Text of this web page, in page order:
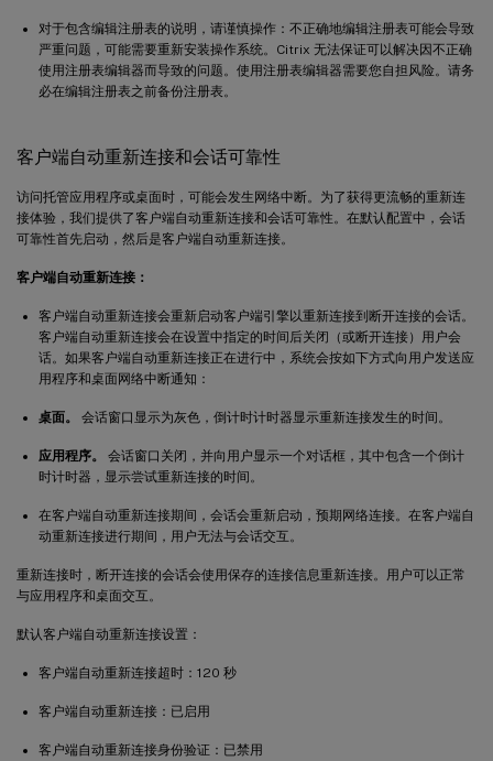
对于包含编辑注册表的说明，请谨慎操作：不正确地编辑注册表可能会导致
严重问题，可能需要重新安装操作系统。Citrix 无法保证可以解决因不正确
使用注册表编辑器而导致的问题。使用注册表编辑器需要您自担风险。请务
必在编辑注册表之前备份注册表。
客户端自动重新连接和会话可靠性
访问托管应用程序或桌面时，可能会发生网络中断。为了获得更流畅的重新连
接体验，我们提供了客户端自动重新连接和会话可靠性。在默认配置中，会话
可靠性首先启动，然后是客户端自动重新连接。
客户端自动重新连接：
客户端自动重新连接会重新启动客户端引擎以重新连接到断开连接的会话。
客户端自动重新连接会在设置中指定的时间后关闭（或断开连接）用户会
话。如果客户端自动重新连接正在进行中，系统会按如下方式向用户发送应
用程序和桌面网络中断通知：
桌面。 会话窗口显示为灰色，倒计时计时器显示重新连接发生的时间。
应用程序。
会话窗口关闭，并向用户显示一个对话框，其中包含一个倒计
时计时器，显示尝试重新连接的时间。
在客户端自动重新连接期间，会话会重新启动，预期网络连接。在客户端自
动重新连接进行期间，用户无法与会话交互。
重新连接时，断开连接的会话会使用保存的连接信息重新连接。用户可以正常
与应用程序和桌面交互。
默认客户端自动重新连接设置：
客户端自动重新连接超时：120 秒
客户端自动重新连接：已启用
客户端自动重新连接身份验证：已禁用